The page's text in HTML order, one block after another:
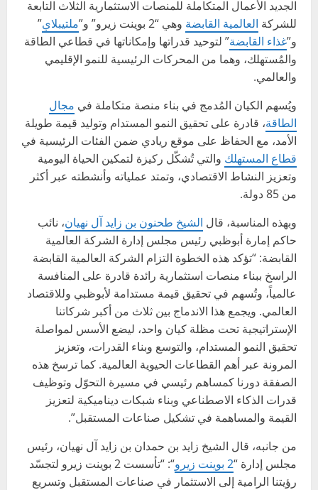
الجديد الأعمال المتكاملة للمنصات الاستثمارية الثلاث التابعة
للشركة العالمية القابضة وهي “2 بوينت زيرو” و” ملتيبلاي”
و”غذاء القابضة” لتوحيد قدراتها وإمكاناتها في قطاعي الطاقة
والمُستهلك، وهما من المحركات الرئيسية للنمو الإقليمي
والعالمي.
ويُسهم الكيان المُدمج في بناء منصة متكاملة في مجال
الطاقة، قادرة على تحقيق النمو المستدام وتوليد قيمة طويلة
الأمد، مع الحفاظ على موقع ريادي ضمن الفئات الرئيسية في
قطاع المستهلك والتي تُشكّل ركيزة لتمكين الحياة اليومية
وتعزيز النشاط الاقتصادي، وتمتد عملياته وأنشطته عبر أكثر
من 85 دولة.
وبهذه المناسبة، قال الشيخ طحنون بن زايد آل نهيان، نائب
حاكم إمارة أبوظبي رئيس مجلس إدارة الشركة العالمية
القابضة: “تؤكد هذه الخطوة التزام الشركة العالمية القابضة
الراسخ ببناء منصات استثمارية رائدة قادرة على المنافسة
عالمياً، وتُسهم في تحقيق قيمة مستدامة لأبوظبي وللاقتصاد
العالمي. ويجمع هذا الاندماج بين ثلاث من أكبر شركاتنا
الإستراتيجية تحت مظلة كيان واحد، ليضع الأسس لمواصلة
تحقيق النمو المستدام، والتوسع وبناء القدرات، وتعزيز
المرونة عبر أهم القطاعات الحيوية العالمية. كما ترسخ هذه
الصفقة دورنا كمساهم رئيسي في مسيرة التحوّل وتوظيف
قدرات الذكاء الاصطناعي وبناء شبكات ديناميكية لتعزيز
القيمة والمساهمة في تشكيل صناعات المستقبل”.
من جانبه، قال الشيخ زايد بن حمدان بن زايد آل نهيان، رئيس
مجلس إدارة “2 بوينت زيرو
“: “تأسست 2 بوينت زيرو لتجسّد
رؤيتنا الرامية إلى الاستثمار في صناعات المستقبل وتسريع